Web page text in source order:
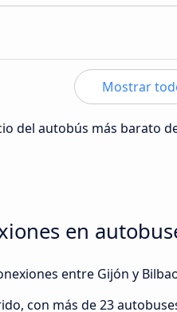
Mostrar
del autobús más barato
en
entre Gijón y
con más de 23